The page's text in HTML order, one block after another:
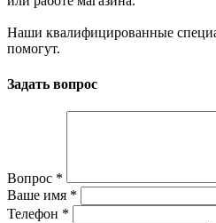
Наши квалифицированные
помогут.
Задать вопрос
Вопрос *
Ваше имя *
Телефон *